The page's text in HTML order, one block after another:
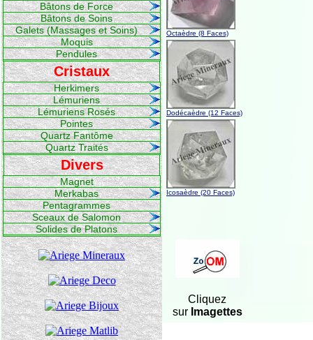
Bâtons de Force
Bâtons de Soins
Galets (Massages et Soins)
Moquis
Pendules
Cristaux
Herkimers
Lémuriens
Lémuriens Rosés
Pointes
Quartz Fantôme
Quartz Traités
Divers
Magnet
Merkabas
Pentagrammes
Sceaux de Salomon
Solides de Platons
Octaèdre (8 Faces)
Dodécaèdre (12 Faces)
Icosaèdre (20 Faces)
Cliquez
surImagettes